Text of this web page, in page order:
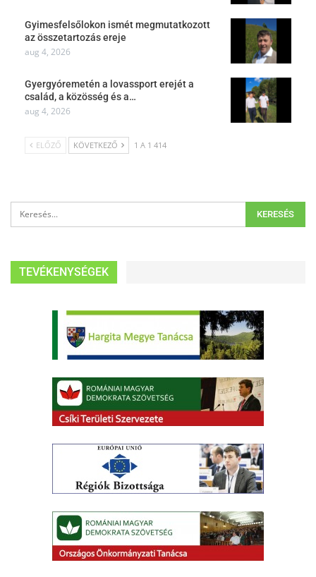
Gyimesfelsőlokon ismét megmutatkozott
az összetartozás ereje
aug 4, 2026
Gyergyóremetén a lovassport erejét a
család, a közösség és a…
aug 4, 2026
ELŐZŐ KÖVETKEZŐ 1 A 1 414
TEVÉKENYSÉGEK